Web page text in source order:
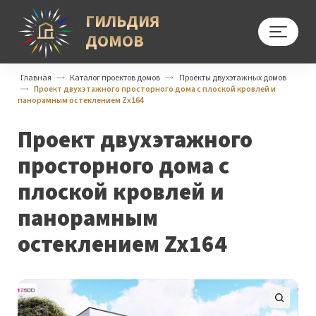
ГИЛЬДИЯ
ДОМОВ
Меню
Главная Каталог проектов домов
Проекты двухэтажных домов
Проект двухэтажного просторного дома с плоской кровлей и
панорамным остеклением Zx164
Проект двухэтажного
просторного дома с
плоской кровлей и
панорамным
остеклением Zx164